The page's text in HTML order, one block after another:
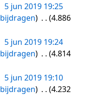
5 jun 2019 19:25
bijdragen
4.886
5 jun 2019 19:24
bijdragen
4.814
5 jun 2019 19:10
bijdragen
4.232